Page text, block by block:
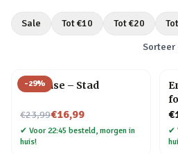
Sale Tot €10 Tot €20
Sorteer
-29%
Flip Vase – Stad
€23,99
Nu voor€16,99
✔ Voor 22:45 besteld, morgen in
huis!
✔